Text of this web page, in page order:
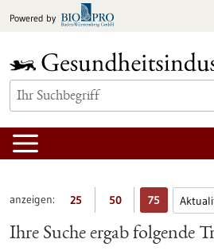
Inhalt
Powered by
anzeigen: 25 50 75
Ihre Suche ergab folgende